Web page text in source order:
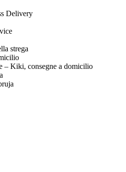
Delivery
strega
– Kiki, consegne a domicilio